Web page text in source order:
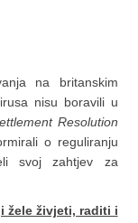
na britanskim
nisu boravili u
Resolution
o reguliranju
svoj zahtjev za
žele živjeti, raditi i